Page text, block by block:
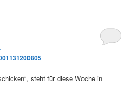
steht für diese Woche in